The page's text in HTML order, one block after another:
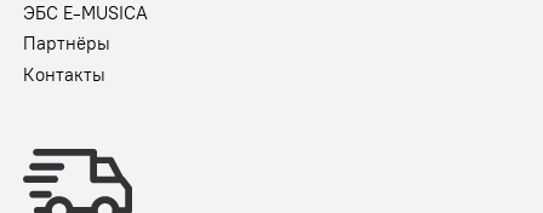
ЭБС E-MUSICA
Партнёры
Контакты